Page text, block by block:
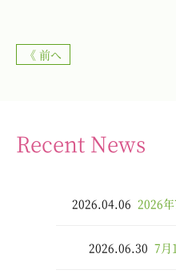
《 前へ
Recent News
2026.04.06 2026
2026.06.30 7月